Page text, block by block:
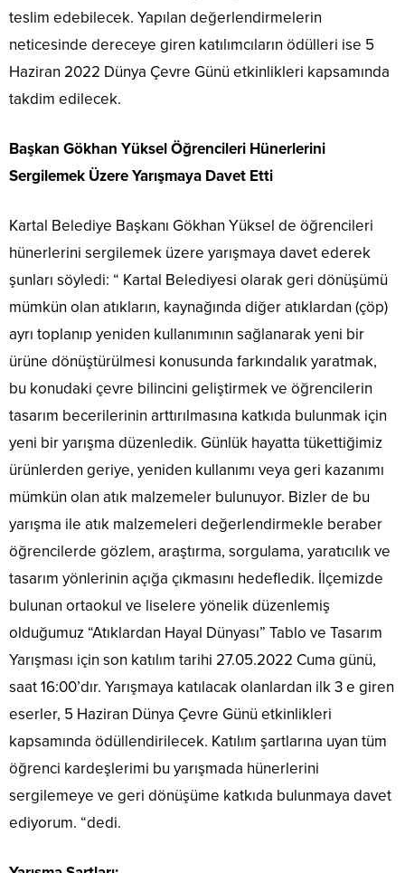
teslim edebilecek. Yapılan değerlendirmelerin
neticesinde dereceye giren katılımcıların ödülleri ise 5
Haziran 2022 Dünya Çevre Günü etkinlikleri kapsamında
takdim edilecek.
Başkan Gökhan Yüksel Öğrencileri Hünerlerini
Sergilemek Üzere Yarışmaya Davet Etti
Kartal Belediye Başkanı Gökhan Yüksel de öğrencileri
hünerlerini sergilemek üzere yarışmaya davet ederek
şunları söyledi: “ Kartal Belediyesi olarak geri dönüşümü
mümkün olan atıkların, kaynağında diğer atıklardan (çöp)
ayrı toplanıp yeniden kullanımının sağlanarak yeni bir
ürüne dönüştürülmesi konusunda farkındalık yaratmak,
bu konudaki çevre bilincini geliştirmek ve öğrencilerin
tasarım becerilerinin arttırılmasına katkıda bulunmak için
yeni bir yarışma düzenledik. Günlük hayatta tükettiğimiz
ürünlerden geriye, yeniden kullanımı veya geri kazanımı
mümkün olan atık malzemeler bulunuyor. Bizler de bu
yarışma ile atık malzemeleri değerlendirmekle beraber
öğrencilerde gözlem, araştırma, sorgulama, yaratıcılık ve
tasarım yönlerinin açığa çıkmasını hedefledik. İlçemizde
bulunan ortaokul ve liselere yönelik düzenlemiş
olduğumuz “Atıklardan Hayal Dünyası” Tablo ve Tasarım
Yarışması için son katılım tarihi 27.05.2022 Cuma günü,
saat 16:00’dır. Yarışmaya katılacak olanlardan ilk 3 e giren
eserler, 5 Haziran Dünya Çevre Günü etkinlikleri
kapsamında ödüllendirilecek. Katılım şartlarına uyan tüm
öğrenci kardeşlerimi bu yarışmada hünerlerini
sergilemeye ve geri dönüşüme katkıda bulunmaya davet
ediyorum. “dedi.